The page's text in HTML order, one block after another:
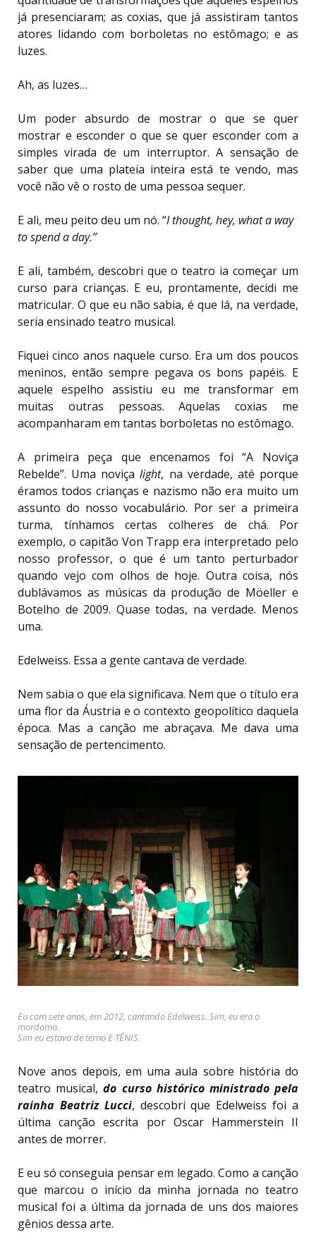
já presenciaram; as coxias, que já assistiram tantos
atores lidando com borboletas no estômago; e as
luzes.
Ah, as luzes…
Um poder absurdo de mostrar o que se quer
mostrar e esconder o que se quer esconder com a
simples virada de um interruptor. A sensação de
saber que uma plateia inteira está te vendo, mas
você não vê o rosto de uma pessoa sequer.
E ali, meu peito deu um nó. “I thought, hey, what a way
to spend a day.”
E ali, também, descobri que o teatro ia começar um
curso para crianças. E eu, prontamente, decidi me
matricular. O que eu não sabia, é que lá, na verdade,
seria ensinado teatro musical.
Fiquei cinco anos naquele curso. Era um dos poucos
meninos, então sempre pegava os bons papéis. E
aquele espelho assistiu eu me transformar em
muitas outras pessoas. Aquelas coxias me
acompanharam em tantas borboletas no estômago.
A primeira peça que encenamos foi “A Noviça
Rebelde”. Uma noviça light, na verdade, até porque
éramos todos crianças e nazismo não era muito um
assunto do nosso vocabulário. Por ser a primeira
turma, tínhamos certas colheres de chá. Por
exemplo, o capitão Von Trapp era interpretado pelo
nosso professor, o que é um tanto perturbador
quando vejo com olhos de hoje. Outra coisa, nós
dublávamos as músicas da produção de Möeller e
Botelho de 2009. Quase todas, na verdade. Menos
uma.
Edelweiss. Essa a gente cantava de verdade.
Nem sabia o que ela significava. Nem que o título era
uma flor da Áustria e o contexto geopolítico daquela
época. Mas a canção me abraçava. Me dava uma
sensação de pertencimento.
Eu com sete anos, em 2012, cantando Edelweiss. Sim, eu era o
mordomo.
Sim eu estava de terno E TÊNIS.
Nove anos depois, em uma aula sobre história do
teatro musical,do curso histórico ministrado pela
rainha Beatriz Lucci, descobri que Edelweiss foi a
última canção escrita por Oscar Hammerstein II
antes de morrer.
E eu só conseguia pensar em legado. Como a canção
que marcou o início da minha jornada no teatro
musical foi a última da jornada de uns dos maiores
gênios dessa arte.